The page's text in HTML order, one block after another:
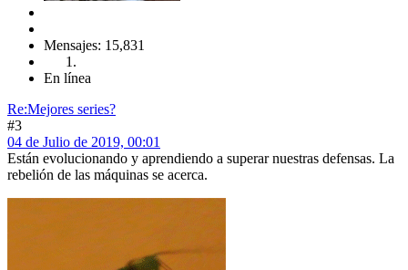
Mensajes: 15,831
En línea
Re:Mejores series?
#3
04 de Julio de 2019, 00:01
Están evolucionando y aprendiendo a superar nuestras defensas. La
rebelión de las máquinas se acerca.